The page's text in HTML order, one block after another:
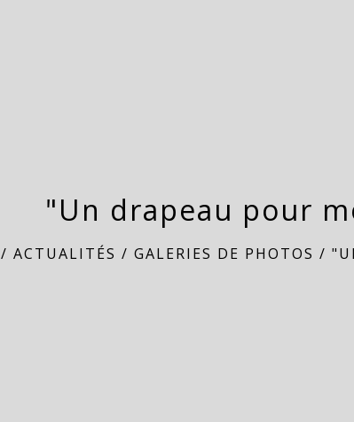
"Un drapeau pour
/ACTUALITÉS /GALERIES DE PHOTOS /